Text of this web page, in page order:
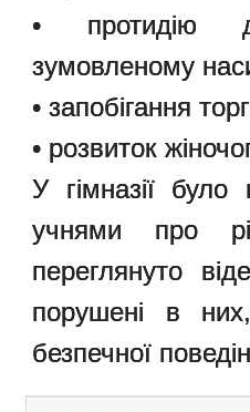
• протидію
зумовленому
• запобігання
• розвиток
У гімназії було
учнями про
переглянуто
порушені в
безпечної